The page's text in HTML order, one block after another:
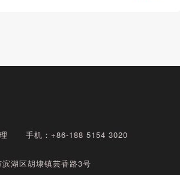
手机：+86-188 5154 3020
湖区胡埭镇芸香路3号